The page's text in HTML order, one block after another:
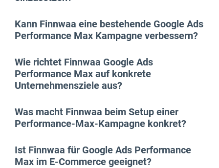
Kann Finnwaa eine bestehende Google Ads
Performance Max Kampagne verbessern?
Wie richtet Finnwaa Google Ads
Performance Max auf konkrete
Unternehmensziele aus?
Was macht Finnwaa beim Setup einer
Performance-Max-Kampagne konkret?
Ist Finnwaa für Google Ads Performance
Max im E-Commerce geeignet?